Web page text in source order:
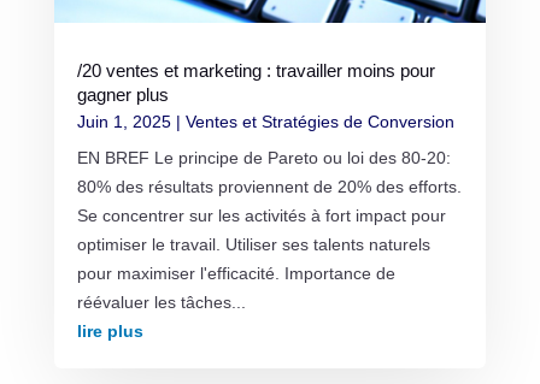
/20 ventes et marketing : travailler moins pour
gagner plus
Juin 1, 2025| Ventes et Stratégies de Conversion
EN BREF Le principe de Pareto ou loi des 80-20:
80% des résultats proviennent de 20% des efforts.
Se concentrer sur les activités à fort impact pour
optimiser le travail. Utiliser ses talents naturels
pour maximiser l'efficacité. Importance de
réévaluer les tâches...
lire plus